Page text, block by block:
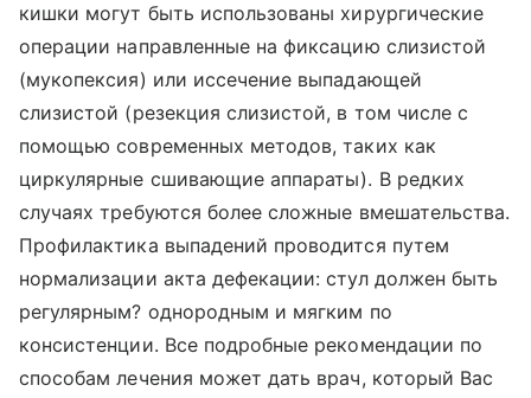
кишки могут быть использованы хирургические
операции направленные на фиксацию слизистой
(мукопексия) или иссечение выпадающей
слизистой (резекция слизистой, в том числе с
помощью современных методов, таких как
циркулярные сшивающие аппараты). В редких
случаях требуются более сложные вмешательства.
Профилактика выпадений проводится путем
нормализации акта дефекации: стул должен быть
регулярным? однородным и мягким по
консистенции. Все подробные рекомендации по
способам лечения может дать врач, который Вас